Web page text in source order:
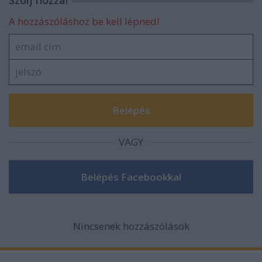
A hozzászóláshoz be kell lépned!
VAGY
Nincsenek hozzászólások